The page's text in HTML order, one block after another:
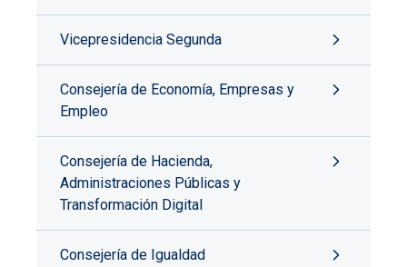
Vicepresidencia Segunda
Consejería de Economía, Empresas y
Empleo
Consejería de Hacienda,
Administraciones Públicas y
Transformación Digital
Consejería de Igualdad